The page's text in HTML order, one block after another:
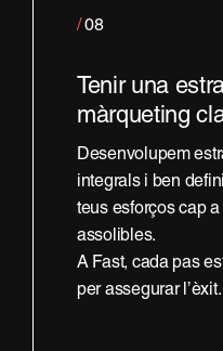
/ 08
Tenir una
màrqueting
Desenvolupem
integrals i ben
teus esforços cap
assolibles.
A Fast, cada pas
per assegurar l’èxit.